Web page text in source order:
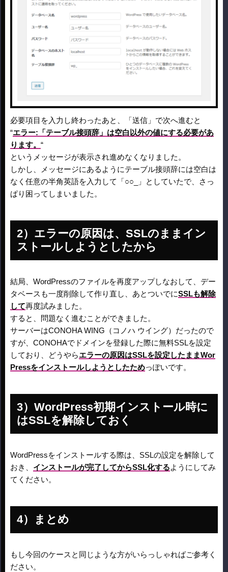
必要項目を入力し終わったあと、「送信」で次へ進むと
“エラー:「テーブル接頭辞」は空白以外の値にする必要があ
ります。 “
というメッセージが表示され進めなくなりました。
しかし、メッセージにあるようにテーブル接頭辞には空白は
なく任意の半角英語を入力して「○○_」としていたで、さっ
ぱり困ってしまいました。
エラーの原因は、SSLのままイン
ストールしようとしたから
結局、WordPressのファイルを再度アップしなおして、デー
タベースも一度削除して作り直し、あとついでにSSLも解除
して再度試みました。
すると、問題なく進むことができました。
サーバーはCONOHA WING（コノハ ウイング）だったので
すが、CONOHAでドメインを登録した際に無料SSLを設定
しており、どうやらエラーの原因はSSLを設定したままWor
Pressをインストールしようとしたためっぽいです。
WordPress初期インストール時に
はSSLを解除しておく
WordPressをインストールする際は、SSLの設定を解除して
おき、 インストールが完了してからSSL化するようにしてみ
てください。
まとめ
もし今回のケースと同じような方がいらっしゃればご参考く
ださい。